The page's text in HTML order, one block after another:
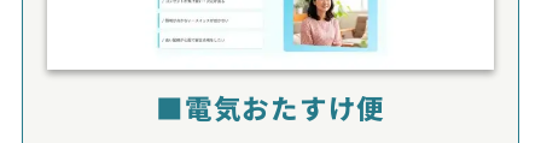
■電気おたすけ便